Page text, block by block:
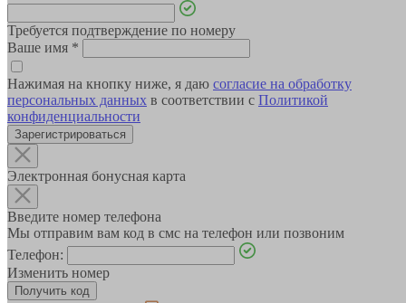
Требуется подтверждение по номеру
Ваше имя *
Нажимая на кнопку ниже, я даю согласие на обработку
персональных данных в соответствии с Политикой
конфиденциальности
Зарегистрироваться
Электронная бонусная карта
Введите номер телефона
Мы отправим вам код в смс на телефон или позвоним
Телефон:
Изменить номер